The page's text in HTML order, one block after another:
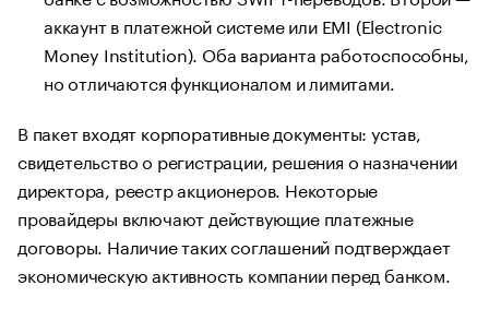
аккаунт в платежной системе или EMI (Electronic
Money Institution). Оба варианта работоспособны,
но отличаются функционалом и лимитами.
В пакет входят корпоративные документы: устав,
свидетельство о регистрации, решения о назначении
директора, реестр акционеров. Некоторые
провайдеры включают действующие платежные
договоры. Наличие таких соглашений подтверждает
экономическую активность компании перед банком.